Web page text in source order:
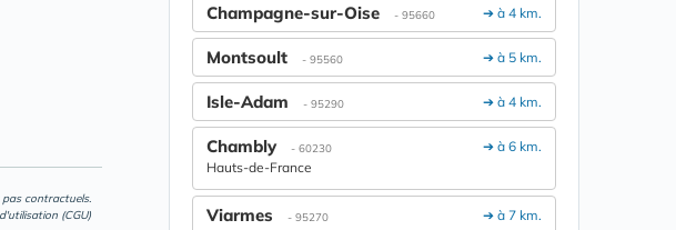
contractuels.
(CGU)
➔ à 4 km.
Champagne-sur-Oise - 95660
➔ à 5 km.
Montsoult - 95560
➔ à 4 km.
Isle-Adam - 95290
➔ à 6 km.
Chambly - 60230
Hauts-de-France
➔ à 7 km.
Viarmes - 95270